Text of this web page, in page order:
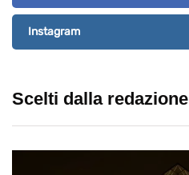
Instagram
Scelti dalla redazione